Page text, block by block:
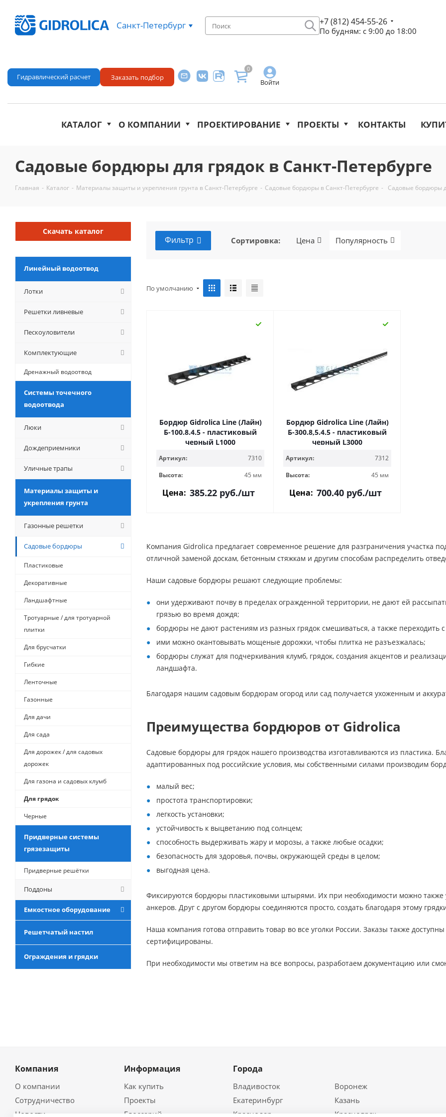
Санкт-Петербург +7 (812) 454-55-26
По будням: с 9:00 до 18:00
Войти
0
Гидравлический расчет Заказать подбор
КАТАЛОГ О КОМПАНИИ ПРОЕКТИРОВАНИЕ ПРОЕКТЫ КОНТАКТЫ
Садовые бордюры для грядок в Санкт-Петербурге
Главная - Каталог - Материалы защиты и укрепления грунта в Санкт-Петербурге - Садовые бордюры в Санкт-Петербурге - Садовые бордюры
Фильтр Сортировка: Цена Популярность
По умолчанию
Бордюр Gidrolica Line (Лайн)
Б-100.8.4.5 - пластиковый
черный L1000
Артикул:
7310
Высота:
45 мм
Цена: 385.22 руб./шт
Бордюр Gidrolica Line (Лайн)
Б-300.8,5.4.5 - пластиковый
черный L3000
Артикул:
7312
Высота:
45 мм
Цена: 700.40 руб./шт
Компания Gidrolica предлагает современное решение для разграничения участка
отличной заменой доскам, бетонным стяжкам и другим способам распределить
Наши садовые бордюры решают следующие проблемы:
они удерживают почву в пределах огражденной территории, не дают ей
грязью во время дождя;
бордюры не дают растениям из разных грядок смешиваться, а также переходить с
ими можно окантовывать мощеные дорожки, чтобы плитка не разъезжалась;
бордюры служат для подчеркивания клумб, грядок, создания акцентов и
ландшафта.
Благодаря нашим садовым бордюрам огород или сад получается ухоженным и
Преимущества бордюров от Gidrolica
Садовые бордюры для грядок нашего производства изготавливаются из пластика.
адаптированных под российские условия, мы собственными силами производим
малый вес;
простота транспортировки;
легкость установки;
устойчивость к выцветанию под солнцем;
способность выдерживать жару и морозы, а также любые осадки;
безопасность для здоровья, почвы, окружающей среды в целом;
выгодная цена.
Фиксируются бордюры пластиковыми штырями. Их при необходимости можно также
анкеров. Друг с другом бордюры соединяются просто, создать благодаря этому
Наша компания готова отправить товар во все уголки России. Заказы также
сертифицированы.
При необходимости мы ответим на все вопросы, разработаем документацию или
Скачать каталог
Линейный водоотвод
Лотки
Решетки ливневые
Пескоуловители
Комплектующие
Дренажный водоотвод
Системы точечного
водоотвода
Люки
Дождеприемники
Уличные трапы
Материалы защиты и
укрепления грунта
Газонные решетки
Садовые бордюры
Пластиковые
Декоративные
Ландшафтные
Тротуарные / для тротуарной
плитки
Для брусчатки
Гибкие
Ленточные
Газонные
Для дачи
Для сада
Для дорожек / для садовых
дорожек
Для газона и садовых клумб
Для грядок
Черные
Придверные системы
грязезащиты
Придверные решётки
Поддоны
Емкостное оборудование
Решетчатый настил
Ограждения и грядки
Компания
О компании
Сотрудничество
Новости
Информация
Как купить
Проекты
Глоссарий
Города
Владивосток
Воронеж
Екатеринбург
Казань
Краснодар
Красноярск